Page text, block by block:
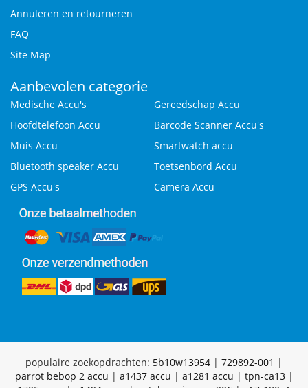
Annuleren en retourneren
FAQ
Site Map
Aanbevolen categorie
Medische Accu's
Gereedschap Accu
Hoofdtelefoon Accu
Barcode Scanner Accu's
Muis Accu
Smartwatch accu
Bluetooth speaker Accu
Toetsenbord Accu
GPS Accu's
Camera Accu
populaire zoekopdrachten: 5b10w13954 | 729892-001 |
parrot bebop 2 accu | a1437 accu | a1281 accu | tpn-ca13|